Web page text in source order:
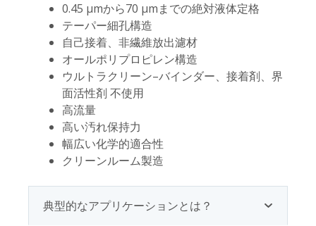
0.45 µmから70 µmまでの絶対液体定格
テーパー細孔構造
自己接着、非繊維放出濾材
オールポリプロピレン構造
ウルトラクリーン–バインダー、接着剤、界
面活性剤 不使用
高流量
高い汚れ保持力
幅広い化学的適合性
クリーンルーム製造
典型的なアプリケーションとは？